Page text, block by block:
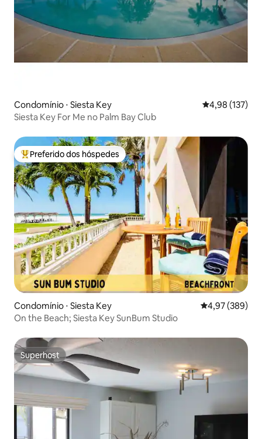
Condomínio ⋅ Siesta Key 4,98 de uma
4,98 (137)
Siesta Key For Me no Palm Bay Club
Entre os melhores preferidos dos hóspedes
Preferido dos hóspedes
Condomínio ⋅ Siesta Key 4,97 de uma
4,97 (389)
On the Beach; Siesta Key SunBum Studio
Superhost
Superhost